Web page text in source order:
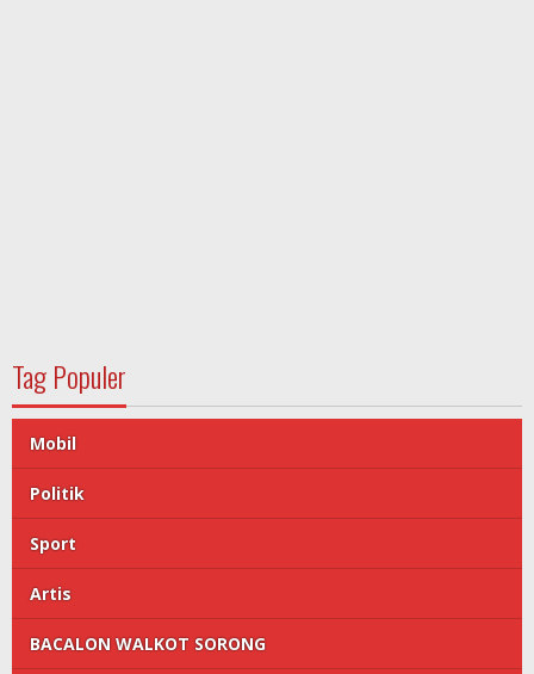
Tag Populer
Mobil
Politik
Sport
Artis
BACALON WALKOT SORONG